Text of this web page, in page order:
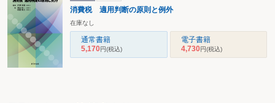
消費税 適用判断の原則と例外
在庫なし
通常書籍
5,170円(税込)
電子書籍
4,730円(税込)